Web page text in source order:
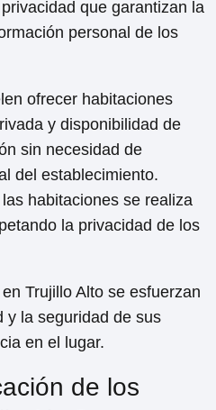
especiales como paquetes
para estancias
Trujillo Alto se esfuerzan
experiencia cómoda y
en la ciudad.
de privacidad
Trujillo Alto?
en Trujillo Alto. Por esta
cuentan
que garantizan la
personal de los